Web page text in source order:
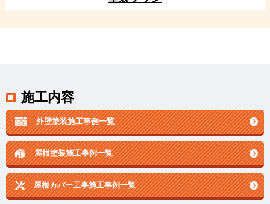
施工内容
外壁塗装施工事例一覧
屋根塗装施工事例一覧
屋根カバー工事施工事例一覧